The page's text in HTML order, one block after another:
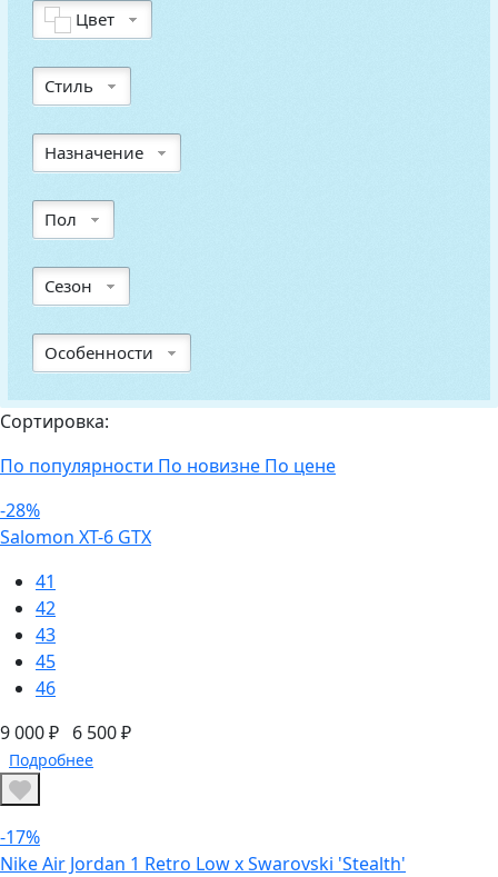
Цвет
Стиль
Назначение
Пол
Сезон
Особенности
Сортировка:
По популярности По новизне По цене
-28%
Salomon XT-6 GTX
41
42
43
45
46
9 000 ₽ 6 500 ₽
Подробнее
-17%
Nike Air Jordan 1 Retro Low x Swarovski 'Stealth'